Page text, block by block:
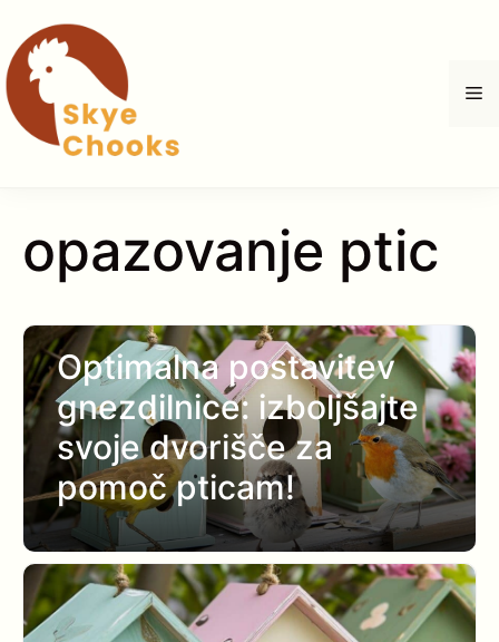
content
opazovanje ptic
Optimalna postavitev
gnezdilnice: izboljšajte
svoje dvorišče za
pomoč pticam!